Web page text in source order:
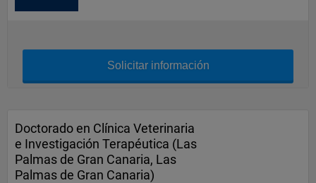
Solicitar información
Doctorado en Clínica Veterinaria
e Investigación Terapéutica (Las
Palmas de Gran Canaria, Las
Palmas de Gran Canaria)